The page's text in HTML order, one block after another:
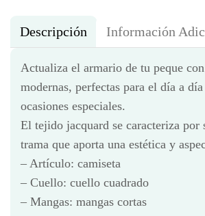
Descripción Información
Actualiza el armario de tu peque
modernas, perfectas para el día a
ocasiones especiales.
El tejido jacquard se caracteriza por
trama que aporta una estética y
– Artículo: camiseta
– Cuello: cuello cuadrado
– Mangas: mangas cortas